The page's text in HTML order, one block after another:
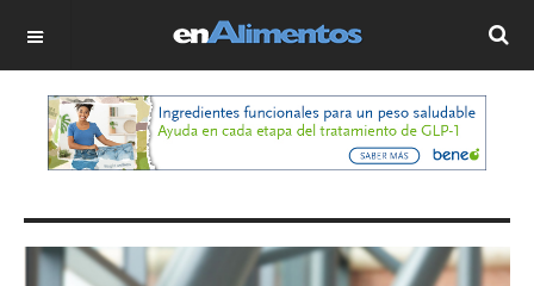
OFF CANVAS